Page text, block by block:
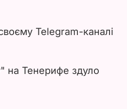
Telegram-каналі
на Тенерифе здуло